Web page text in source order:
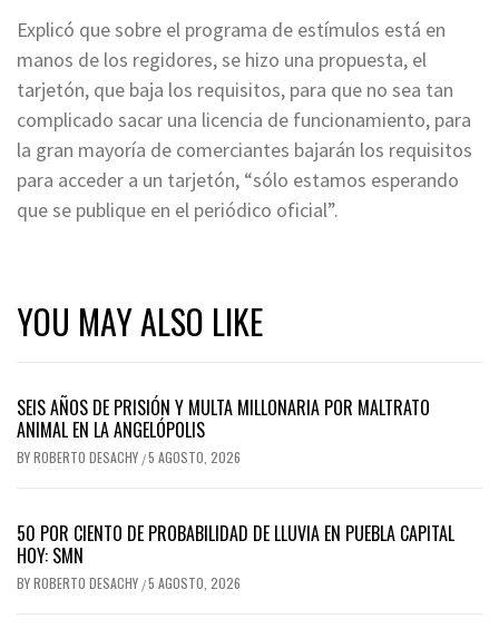
Explicó que sobre el programa de estímulos está en
manos de los regidores, se hizo una propuesta, el
tarjetón, que baja los requisitos, para que no sea tan
complicado sacar una licencia de funcionamiento, para
la gran mayoría de comerciantes bajarán los requisitos
para acceder a un tarjetón, “sólo estamos esperando
que se publique en el periódico oficial”.
YOU MAY ALSO LIKE
SEIS AÑOS DE PRISIÓN Y MULTA MILLONARIA POR MALTRATO
ANIMAL EN LA ANGELÓPOLIS
BYROBERTO DESACHY /5 AGOSTO, 2026
50 POR CIENTO DE PROBABILIDAD DE LLUVIA EN PUEBLA CAPITAL
HOY: SMN
BYROBERTO DESACHY /5 AGOSTO, 2026